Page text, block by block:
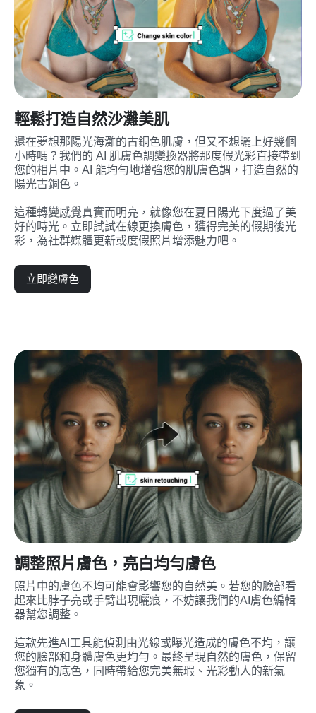
輕鬆打造自然沙灘美肌
還在夢想那陽光海灘的古銅色肌膚，但又不想曬上好幾個
小時嗎？我們的 AI 肌膚色調變換器將那度假光彩直接帶到
您的相片中。AI 能均勻地增強您的肌膚色調，打造自然的
陽光古銅色。
這種轉變感覺真實而明亮，就像您在夏日陽光下度過了美
好的時光。立即試試在線更換膚色，獲得完美的假期後光
彩，為社群媒體更新或度假照片增添魅力吧。
立即變膚色
調整照片膚色，亮白均勻膚色
照片中的膚色不均可能會影響您的自然美。若您的臉部看
起來比脖子亮或手臂出現曬痕，不妨讓我們的AI膚色編輯
器幫您調整。
這款先進AI工具能偵測由光線或曝光造成的膚色不均，讓
您的臉部和身體膚色更均勻。最終呈現自然的膚色，保留
您獨有的底色，同時帶給您完美無瑕、光彩動人的新氣
象。